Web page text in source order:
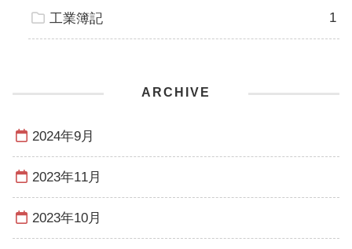
工業簿記 1
ARCHIVE
2024年9月
2023年11月
2023年10月